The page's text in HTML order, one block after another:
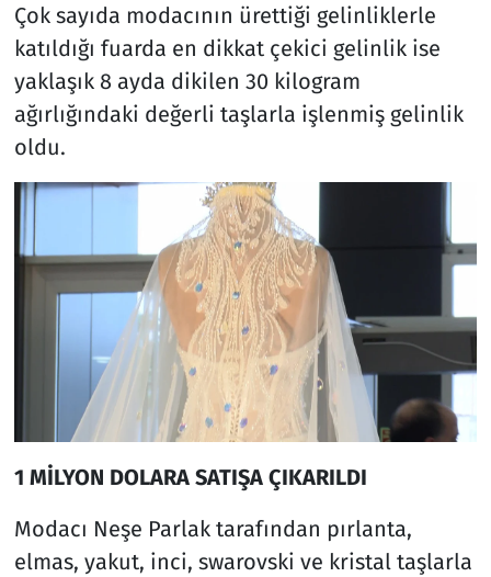
Çok sayıda modacının ürettiği gelinliklerle
katıldığı fuarda en dikkat çekici gelinlik ise
yaklaşık 8 ayda dikilen 30 kilogram
ağırlığındaki değerli taşlarla işlenmiş gelinlik
oldu.
1 MİLYON DOLARA SATIŞA ÇIKARILDI
Modacı Neşe Parlak tarafından pırlanta,
elmas, yakut, inci, swarovski ve kristal taşlarla
Spor
Teknoloji ve Bilim